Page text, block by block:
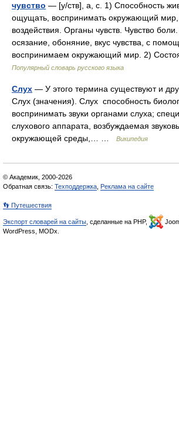
чувство — [у/ств], а, с. 1) Способность
ощущать, воспринимать окружающий
воздействия. Органы чувств. Чувство
осязание, обоняние, вкус чувства, с
воспринимаем окружающий мир. 2)
Популярный словарь русского языка
Слух — У этого термина существуют и
Слух (значения). Слух способность
воспринимать звуки органами слуха;
слухового аппарата, возбуждаемая
окружающей среды,… …
Википедия
© Академик, 2000-2026
Обратная связь: Техподдержка Реклама на сайте
👣 Путешествия
Экспорт словарей на сайты , сделанные на PHP,
WordPress, MODx.